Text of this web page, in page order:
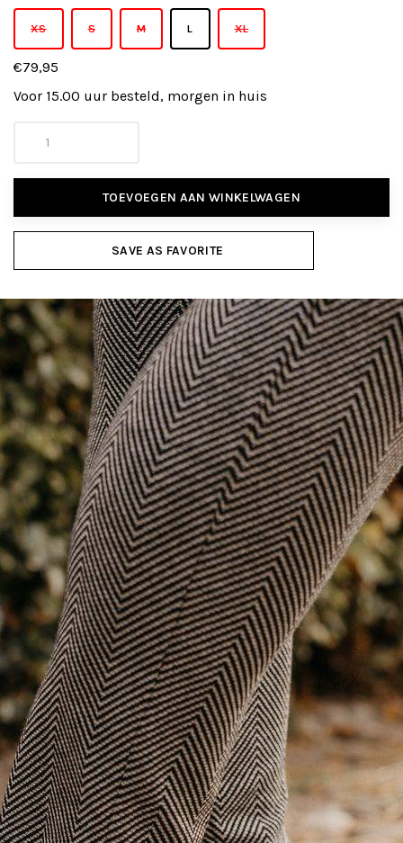
XS S M L XL
€79,95
Voor 15.00 uur besteld, morgen in huis
TOEVOEGEN AAN WINKELWAGEN
SAVE AS FAVORITE